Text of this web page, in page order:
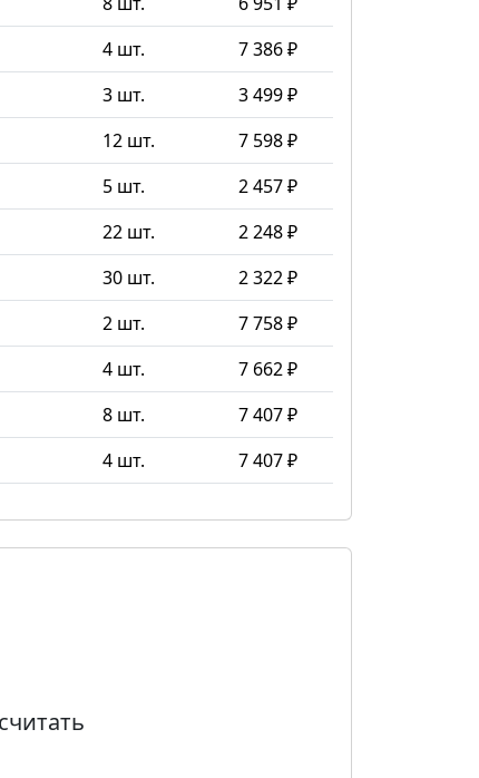
4 шт.
7 386 ₽
3 шт.
3 499 ₽
12 шт.
7 598 ₽
5 шт.
2 457 ₽
22 шт.
2 248 ₽
30 шт.
2 322 ₽
2 шт.
7 758 ₽
4 шт.
7 662 ₽
8 шт.
7 407 ₽
4 шт. 7 407 ₽